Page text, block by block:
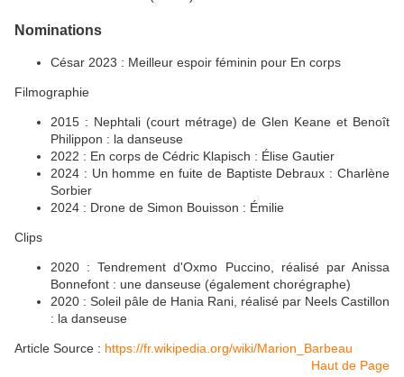
Nominations
César 2023 : Meilleur espoir féminin pour En corps
Filmographie
2015 : Nephtali (court métrage) de Glen Keane et Benoît
Philippon : la danseuse
2022 : En corps de Cédric Klapisch : Élise Gautier
2024 : Un homme en fuite de Baptiste Debraux : Charlène
Sorbier
2024 : Drone de Simon Bouisson : Émilie
Clips
2020 : Tendrement d'Oxmo Puccino, réalisé par Anissa
Bonnefont : une danseuse (également chorégraphe)
2020 : Soleil pâle de Hania Rani, réalisé par Neels Castillon
: la danseuse
Article Source : https://fr.wikipedia.org/wiki/Marion_Barbeau
Haut de Page